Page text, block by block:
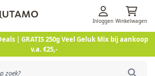
| GRATIS 250g Veel Geluk Mix bij aankoop
v.a. €25,-
Inloggen Winkelwagen